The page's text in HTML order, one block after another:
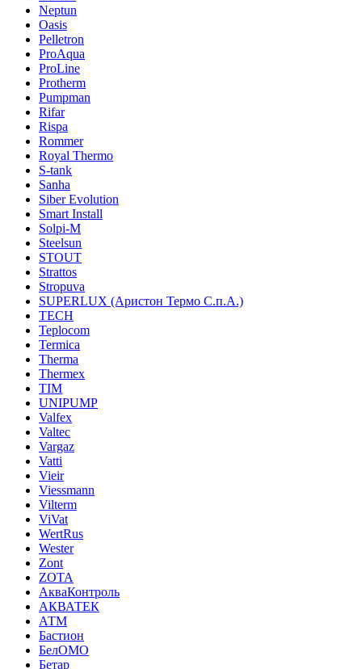
Neptun
Oasis
Pelletron
ProAqua
ProLine
Protherm
Pumpman
Rifar
Rispa
Rommer
Royal Thermo
S-tank
Sanha
Siber Evolution
Smart Install
Solpi-M
Steelsun
STOUT
Strattos
Stropuva
SUPERLUX (Аристон Термо С.п.А.)
TECH
Teplocom
Termica
Therma
Thermex
TIM
UNIPUMP
Valfex
Valtec
Vargaz
Vatti
Vieir
Viessmann
Vilterm
ViVat
WertRus
Wester
Zont
ZOTA
АкваКонтроль
АКВАТЕК
АТМ
Бастион
БелОМО
Бетар